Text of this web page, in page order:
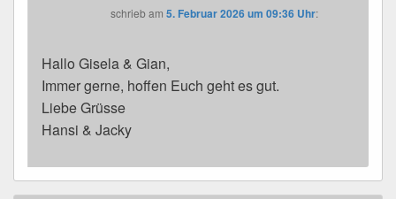
schriebam5. Februar 2026 um 09:36 Uhr:
Hallo Gisela & Gian,
Immer gerne, hoffen Euch geht es gut.
Liebe Grüsse
Hansi & Jacky